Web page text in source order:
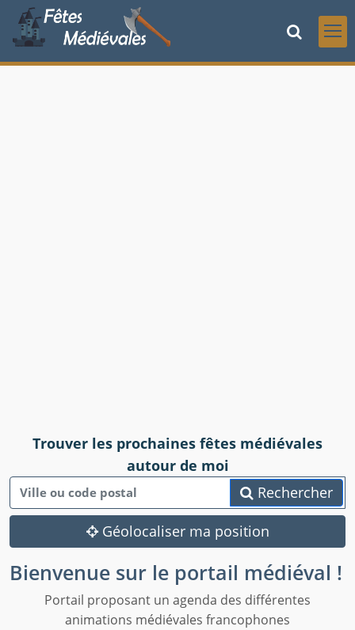
Trouver les prochaines fêtes médiévales
autour de moi
Rechercher
Géolocaliser ma position
Bienvenue sur le portail médiéval !
Portail proposant un agenda des différentes
animations médiévales francophones